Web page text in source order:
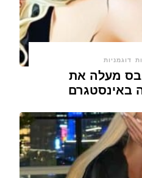
דוגמניות
מעלה את
באינסטגרם